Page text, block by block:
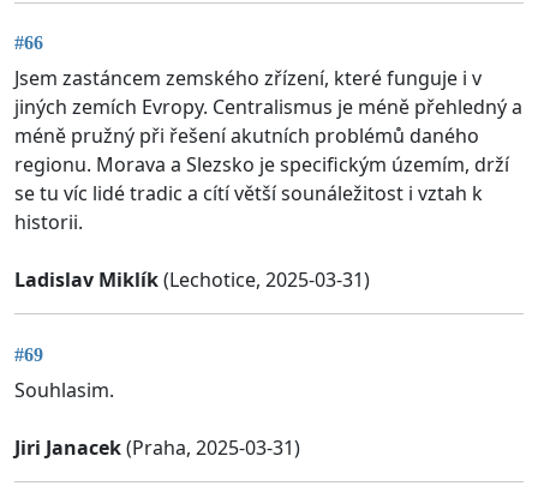
#66
Jsem zastáncem zemského zřízení, které funguje i v
jiných zemích Evropy. Centralismus je méně přehledný a
méně pružný při řešení akutních problémů daného
regionu. Morava a Slezsko je specifickým územím, drží
se tu víc lidé tradic a cítí větší sounáležitost i vztah k
historii.
Ladislav Miklík(Lechotice, 2025-03-31)
#69
Souhlasim.
Jiri Janacek(Praha, 2025-03-31)